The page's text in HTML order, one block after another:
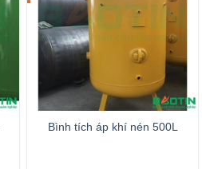
Bình tích áp khí nén 500L